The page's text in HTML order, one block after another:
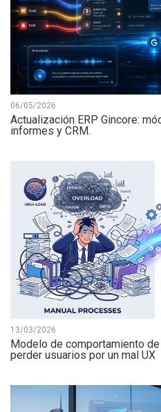
06/05/2026
Actualización ERP Gincore:
informes y CRM.
13/03/2026
Modelo de comportamiento
perder usuarios por un mal UX